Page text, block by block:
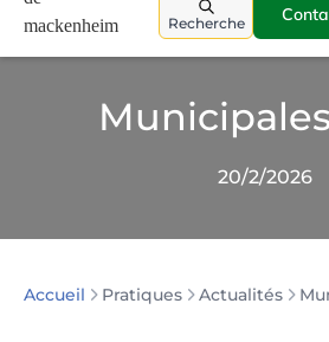
Recherche
20/2/2026
Accueil Pratiques Actualités